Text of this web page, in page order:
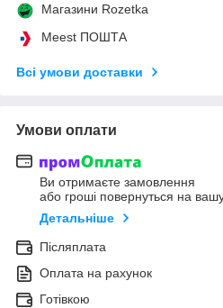
Магазини Rozetka
Meest ПОШТА
Всі умови доставки
Умови оплати
Ви отримаєте замовлення
або гроші повернуться на
Детальніше
Післяплата
Оплата на рахунок
Готівкою